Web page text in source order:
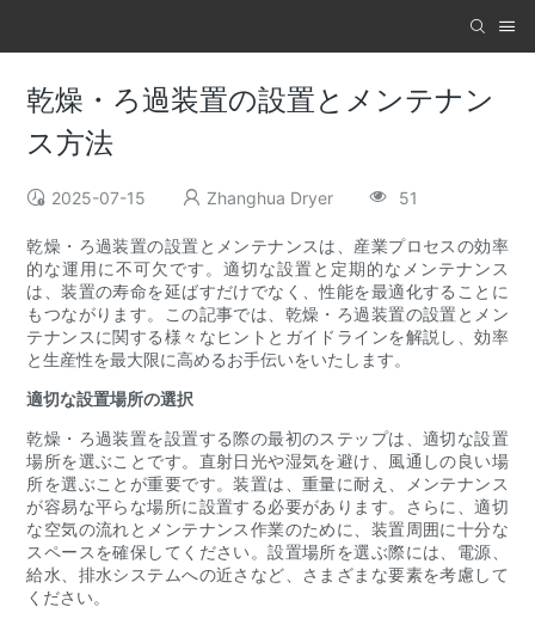
乾燥・ろ過装置の設置とメンテナン
ス方法
2025-07-15 Zhanghua Dryer 51
乾燥・ろ過装置の設置とメンテナンスは、産業プロセスの効率
的な運用に不可欠です。適切な設置と定期的なメンテナンス
は、装置の寿命を延ばすだけでなく、性能を最適化することに
もつながります。この記事では、乾燥・ろ過装置の設置とメン
テナンスに関する様々なヒントとガイドラインを解説し、効率
と生産性を最大限に高めるお手伝いをいたします。
適切な設置場所の選択
乾燥・ろ過装置を設置する際の最初のステップは、適切な設置
場所を選ぶことです。直射日光や湿気を避け、風通しの良い場
所を選ぶことが重要です。装置は、重量に耐え、メンテナンス
が容易な平らな場所に設置する必要があります。さらに、適切
な空気の流れとメンテナンス作業のために、装置周囲に十分な
スペースを確保してください。設置場所を選ぶ際には、電源、
給水、排水システムへの近さなど、さまざまな要素を考慮して
ください。